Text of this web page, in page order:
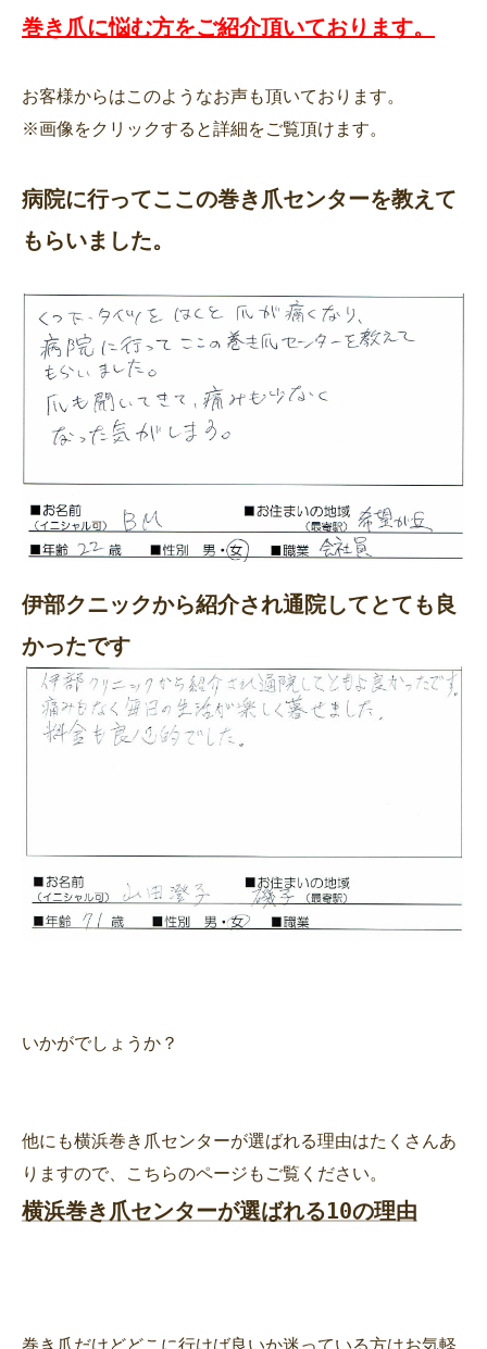
巻き爪に悩む方をご紹介頂いております。
お客様からはこのようなお声も頂いております。
※画像をクリックすると詳細をご覧頂けます。
病院に行ってここの巻き爪センターを教えて
伊部クニックから紹介され通院してとても良
かったです
いかがでしょうか？
他にも横浜巻き爪センターが選ばれる理由はたくさんあ
横浜巻き爪センターが選ばれる10の理由
巻き爪だけどどこに行けば良いか迷っている方はお気軽